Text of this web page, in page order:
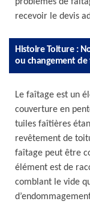
recevoir le devis
Histoire Toiture :
ou changement de
Le faîtage est un
couverture en
tuiles faîtières
revêtement de
faîtage peut être
élément est de
comblant le vide